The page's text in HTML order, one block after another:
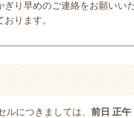
り早めのご連絡をお願いい
ります。
ルにつきましては、 前日 正午